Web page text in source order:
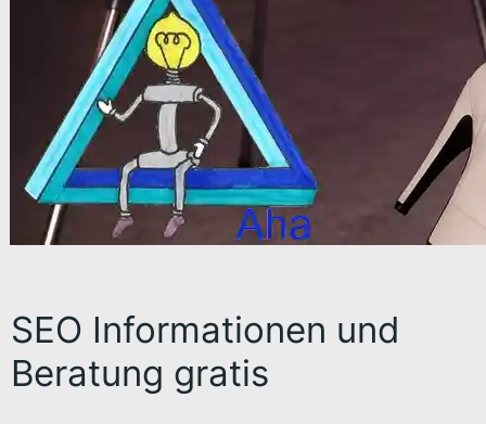
SEO Informationen und
Beratung gratis